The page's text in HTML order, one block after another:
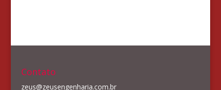
Contato
zeus@zeusengenharia.com.br